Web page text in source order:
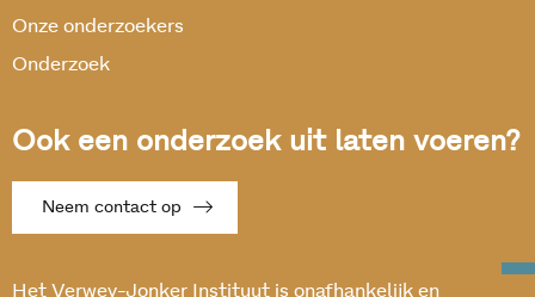
Onze onderzoekers
Onderzoek
Ook een onderzoek uit laten voeren?
Neem contact op
Het Verwey-Jonker Instituut is onafhankelijk en